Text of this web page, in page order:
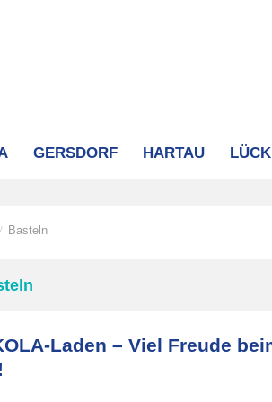
GERSDORF HARTAU
/ Basteln
Laden – Viel Freude